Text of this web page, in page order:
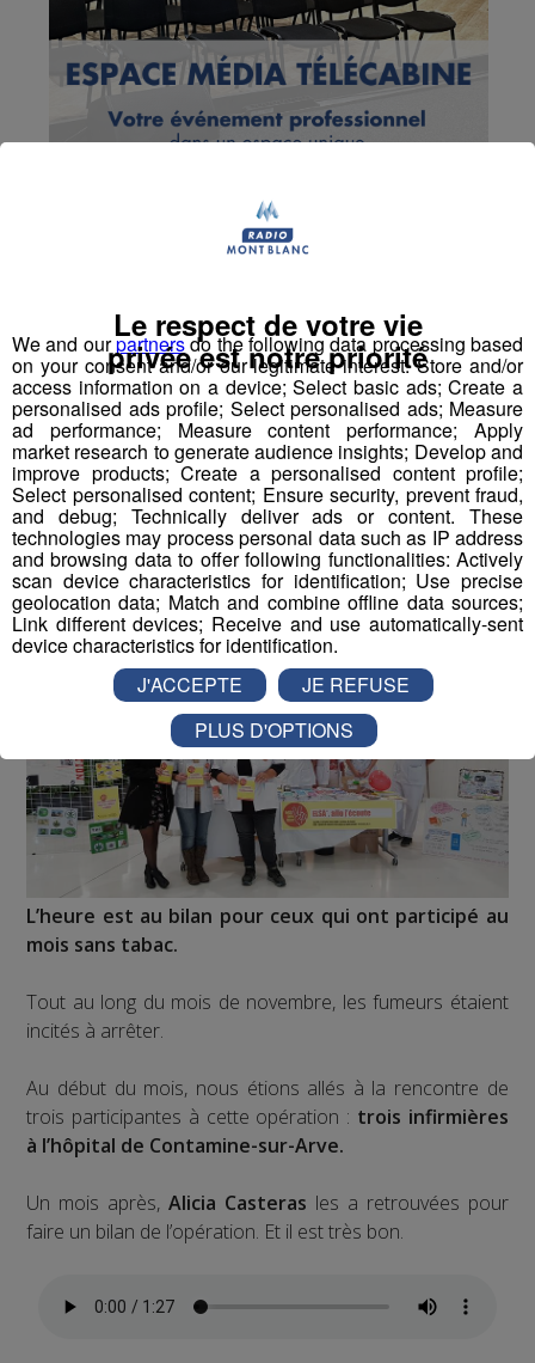
Mois sans tabac : opération
réussie pour trois infirmières du
CHAL
Publié par La rédaction Montblanclive-3 décembre 2018 à
10h57-Mis à jour le 3 décembre 2018 à 11h01
Radio Mont Blanc
Actus
Société
L’heure est au bilan pour ceux qui ont participé au
mois sans tabac.
Tout au long du mois de novembre, les fumeurs étaient
incités à arrêter.
Au début du mois, nous étions allés à la rencontre de
trois participantes à cette opération : trois infirmières
à l’hôpital de Contamine-sur-Arve.
Un mois après,Alicia Casteras les a retrouvées pour
faire un bilan de l’opération. Et il est très bon.
We and ourpartnersdo the following data processing based
on your consent and/or our legitimate interest: Store and/or
access information on a device; Select basic ads; Create a
personalised ads profile; Select personalised ads; Measure
ad performance; Measure content performance; Apply
market research to generate audience insights; Develop and
improve products; Create a personalised content profile;
Select personalised content; Ensure security, prevent fraud,
and debug; Technically deliver ads or content. These
technologies may process personal data such as IP address
and browsing data to offer following functionalities: Actively
scan device characteristics for identification; Use precise
geolocation data; Match and combine offline data sources;
Link different devices; Receive and use automatically-sent
device characteristics for identification.
Le respect de votre vie
privée est notre priorité
J'ACCEPTE
JE REFUSE
PLUS D'OPTIONS